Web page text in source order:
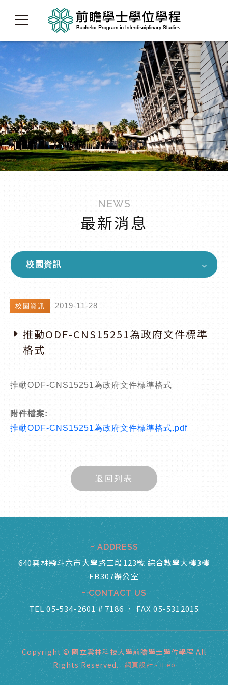
NEWS
最新消息
校園資訊
校園資訊 2019-11-28
推動ODF-CNS15251為政府文件標準
格式
推動ODF-CNS15251為政府文件標準格式
附件檔案:
推動ODF-CNS15251為政府文件標準格式.pdf
返回列表
ADDRESS
640雲林縣斗六市大學路三段123號 綜合教學大樓3樓
FB307辦公室
CONTACT US
TEL 05-534-2601 # 7186 ． FAX 05-5312015
Copyright © 國立雲林科技大學前瞻學士學位學程 All
Rights Reserved.
網頁設計 -iLeo